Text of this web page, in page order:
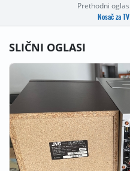
Prethodni oglas
Nosač za TV
SLIČNI OGLASI